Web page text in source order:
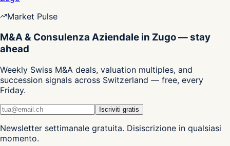
Market Pulse
M&A & Consulenza Aziendale in Zugo — stay
ahead
Weekly Swiss M&A deals, valuation multiples, and
succession signals across Switzerland — free, every
Friday.
Iscriviti gratis
Newsletter settimanale gratuita. Disiscrizione in qualsiasi
momento.